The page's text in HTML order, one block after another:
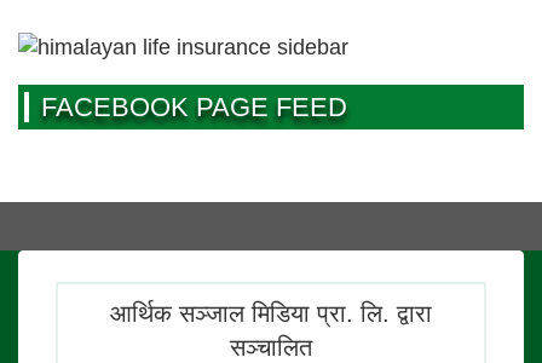
FACEBOOK PAGE FEED
आर्थिक सञ्जाल मिडिया प्रा. लि. द्वारा
सञ्चालित